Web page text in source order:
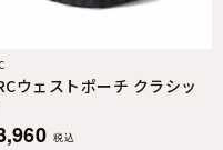
ウェストポーチ クラシッ
税込